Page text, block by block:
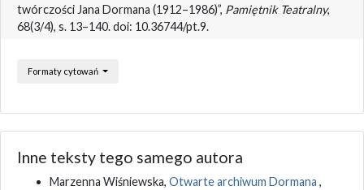
twórczości Jana Dormana (1912–1986)”, Pamiętnik Teatralny,
68(3/4), s. 13–140. doi: 10.36744/pt.9.
Formaty cytowań
Inne teksty tego samego autora
Marzenna Wiśniewska, Otwarte archiwum Dormana ,